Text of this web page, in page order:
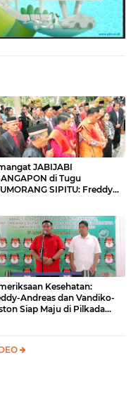
JABIJABI
di Tugu
SIPITU: Freddy
Kesehatan:
Andreas dan Vandiko-
Siap Maju di Pilkada